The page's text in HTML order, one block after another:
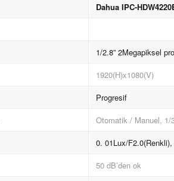
Dahua IPC-
1/2.8” 2Megapiksel
1920(H)x1080(V)
Progresif
Otomatik / Manuel, 1/
0. 01Lux/
50 dB’den ok